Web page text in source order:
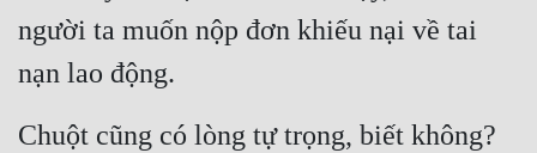
người ta muốn nộp đơn khiếu nại về tai
nạn lao động.
Chuột cũng có lòng tự trọng, biết không?